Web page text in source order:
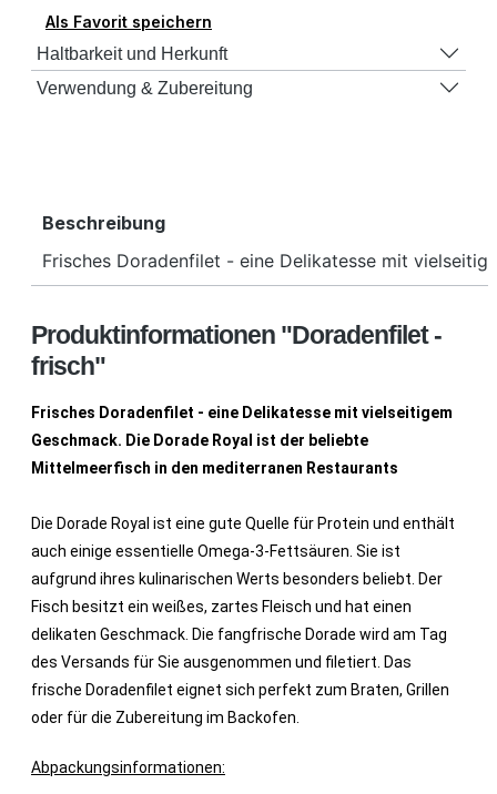
Als Favorit speichern
Haltbarkeit und Herkunft
Verwendung & Zubereitung
Beschreibung
Frisches Doradenfilet - eine Delikatesse mit
Produktinformationen "Doradenfilet -
frisch"
Frisches Doradenfilet - eine Delikatesse mit vielseitigem
Geschmack. Die Dorade Royal ist der beliebte
Mittelmeerfisch in den mediterranen Restaurants
Die Dorade Royal ist eine gute Quelle für Protein und enthält
auch einige essentielle Omega-3-Fettsäuren. Sie ist
aufgrund ihres kulinarischen Werts besonders beliebt. Der
Fisch besitzt ein weißes, zartes Fleisch und hat einen
delikaten Geschmack. Die fangfrische Dorade wird am Tag
des Versands für Sie ausgenommen und filetiert. Das
frische Doradenfilet eignet sich perfekt zum Braten, Grillen
oder für die Zubereitung im Backofen.
Abpackungsinformationen: